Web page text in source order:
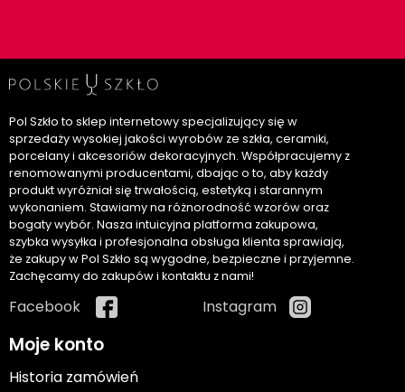
Pol Szkło to sklep internetowy specjalizujący się w
sprzedaży wysokiej jakości wyrobów ze szkła, ceramiki,
porcelany i akcesoriów dekoracyjnych. Współpracujemy z
renomowanymi producentami, dbając o to, aby każdy
produkt wyróżniał się trwałością, estetyką i starannym
wykonaniem. Stawiamy na różnorodność wzorów oraz
bogaty wybór. Nasza intuicyjna platforma zakupowa,
szybka wysyłka i profesjonalna obsługa klienta sprawiają,
że zakupy w Pol Szkło są wygodne, bezpieczne i przyjemne.
Zachęcamy do zakupów i kontaktu z nami!
Facebook Instagram
Moje konto
Historia zamówień